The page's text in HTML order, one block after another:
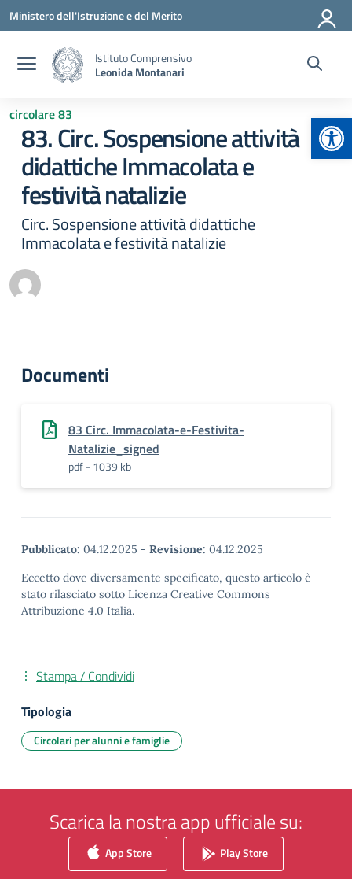
Vai ai contenuti
Vai al menu di navigazione
Vai al footer
Ministero dell'Istruzione e del Merito
Istituto Comprensivo
Leonida Montanari
circolare 83
83. Circ. Sospensione attività
didattiche Immacolata e
festività natalizie
Circ. Sospensione attività didattiche
Immacolata e festività natalizie
Documenti
83 Circ. Immacolata-e-Festivita-
Natalizie_signed
pdf - 1039 kb
Pubblicato: 04.12.2025 - Revisione: 04.12.2025
Eccetto dove diversamente specificato, questo articolo è
stato rilasciato sotto Licenza Creative Commons
Attribuzione 4.0 Italia.
Stampa / Condividi
Tipologia
Circolari per alunni e famiglie
Scarica la nostra app ufficiale su:
App Store Play Store